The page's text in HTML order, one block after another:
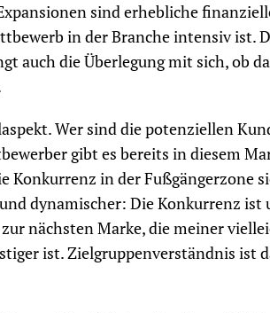
sind erhebliche
in der Branche intensiv ist.
auch die Überlegung mit sich, ob
Wer sind die potenziellen
gibt es bereits in diesem
Konkurrenz in der Fußgängerzone
dynamischer: Die Konkurrenz ist
nächsten Marke, die meiner
ist. Zielgruppenverständnis ist